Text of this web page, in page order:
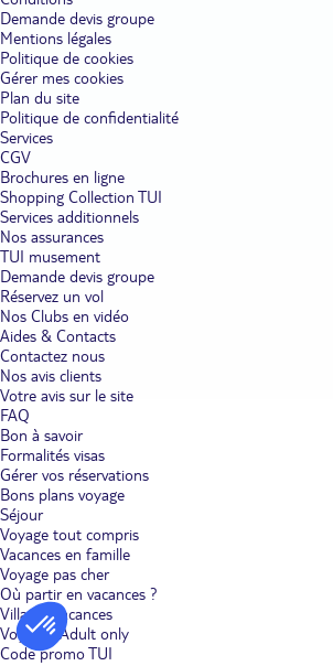
tout compris. Choyé dans votre hôtel ou votre
Minorque, Ibiza ou Formentera, vous vous
délassement le plus total. À votre arrivée, vous
des équipes francophones afin de faciliter
Appréciez le confort et le calme des chambres,
reposez quand vous le désirez. En journée,
piscine, joignez-vous à des animations
direction du spa. Nos établissements disposent
et activités sportives ou manuelles : les petits
longtemps de leurs vacances aux
Comment se déplacer sur les îles des
séjour pas cher ?
Baléares ? Nos hôtels et clubs pas cher
véhicules qui vous permettent de vous
votre propre voiture pour découvrir tous les
Baléares, quand vous le voulez et pendant la
souhaitez. Laissez-vous envahir par une douce
qui apporte du piment à vos vacances. Les îles
d'innombrables trésors derrière leurs plages de
sont très riches en monuments historiques et
diversité de leurs panoramas. À Majorque,
faire une randonnée vers le point culminant de
mètres d'altitude. D'ici, une vue imprenable sur
sur la mer est assurée. Rendez-vous également
Formentera. Ou dirigez-vous vers les grottes du
une expérience mémorable dans les entrailles
Demande devis groupe
Mentions légales
Politique de cookies
Gérer mes cookies
Plan du site
Politique de confidentialité
Services
CGV
Brochures en ligne
Shopping Collection TUI
Services additionnels
Nos assurances
TUI musement
Demande devis groupe
Réservez un vol
Nos Clubs en vidéo
Aides & Contacts
Contactez nous
Nos avis clients
Votre avis sur le site
FAQ
Bon à savoir
Formalités visas
Gérer vos réservations
Bons plans voyage
Séjour
Voyage tout compris
Vacances en famille
Voyage pas cher
Où partir en vacances ?
Villages vacances
Voyages Adult only
Code promo TUI